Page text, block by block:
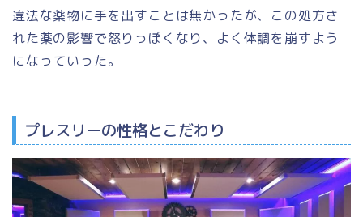
違法な薬物に手を出すことは無かったが、この処方さ
れた薬の影響で怒りっぽくなり、よく体調を崩すよう
になっていった。
プレスリーの性格とこだわり